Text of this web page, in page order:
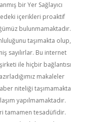
bir Yer Sağlayıcı
içerikleri proaktif
bulunmamaktadır.
taşımakta olup,
sayılırlar. Bu internet
ile hiçbir bağlantısı
makaleler
niteliği taşımamakta
yapılmamaktadır.
tamamen tesadüfidir.